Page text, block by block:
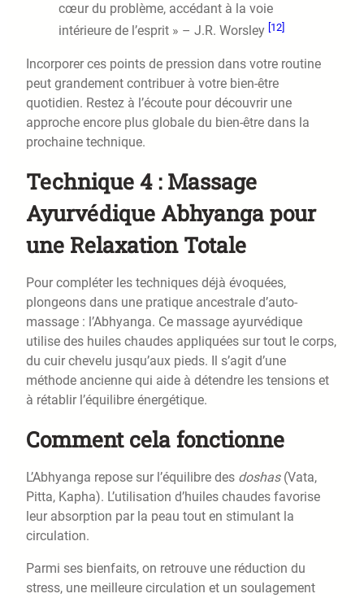
cœur du problème, accédant à la voie
intérieure de l’esprit » – J.R. Worsley [12]
Incorporer ces points de pression dans votre routine
peut grandement contribuer à votre bien-être
quotidien. Restez à l’écoute pour découvrir une
approche encore plus globale du bien-être dans la
prochaine technique.
Technique 4 : Massage
Ayurvédique Abhyanga pour
une Relaxation Totale
Pour compléter les techniques déjà évoquées,
plongeons dans une pratique ancestrale d’auto-
massage : l’Abhyanga. Ce massage ayurvédique
utilise des huiles chaudes appliquées sur tout le corps,
du cuir chevelu jusqu’aux pieds. Il s’agit d’une
méthode ancienne qui aide à détendre les tensions et
à rétablir l’équilibre énergétique.
Comment cela fonctionne
L’Abhyanga repose sur l’équilibre des doshas(Vata,
Pitta, Kapha). L’utilisation d’huiles chaudes favorise
leur absorption par la peau tout en stimulant la
circulation.
Parmi ses bienfaits, on retrouve une réduction du
stress, une meilleure circulation et un soulagement